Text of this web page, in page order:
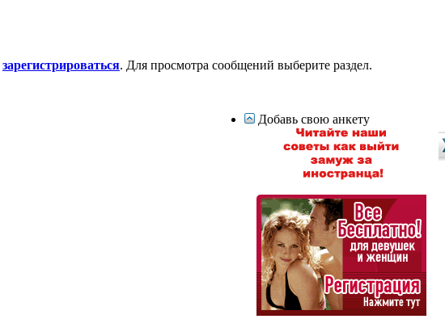
зарегистрироваться. Для просмотра сообщений выберите раздел.
Добавь свою анкету